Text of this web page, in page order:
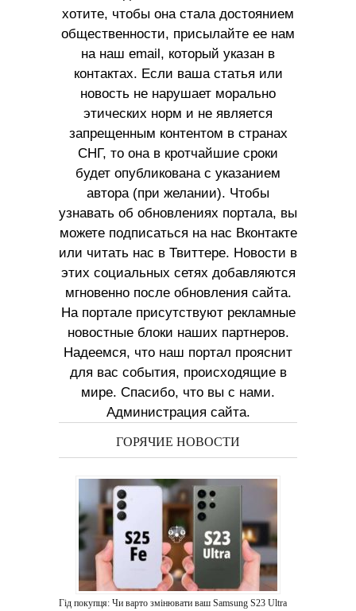
хотите, чтобы она стала достоянием
общественности, присылайте ее нам
на наш email, который указан в
контактах. Если ваша статья или
новость не нарушает морально
этических норм и не является
запрещенным контентом в странах
СНГ, то она в кротчайшие сроки
будет опубликована с указанием
автора (при желании). Чтобы
узнавать об обновлениях портала, вы
можете подписаться на нас Вконтакте
или читать нас в Твиттере. Новости в
этих социальных сетях добавляются
мгновенно после обновления сайта.
На портале присутствуют рекламные
новостные блоки наших партнеров.
Надеемся, что наш портал прояснит
для вас события, происходящие в
мире. Спасибо, что вы с нами.
Администрация сайта.
ГОРЯЧИЕ НОВОСТИ
Гід покупця: Чи варто змінювати ваш Samsung S23 Ultra